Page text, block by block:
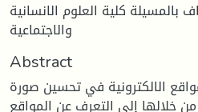
كلية العلوم الانسانية
والاجتماعية
Abstract
الالكترونية في تحسين صورة
إلى التعرف عن المواقع